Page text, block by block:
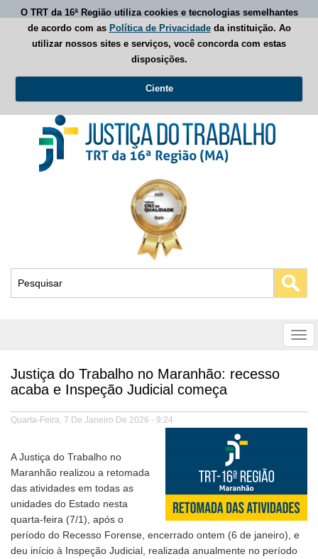
O TRT da 16ª Região utiliza cookies e tecnologias semelhantes
de acordo com as Política de Privacidadeda instituição. Ao
utilizar nossos sites e serviços, você concorda com estas
disposições.
Ciente
Justiça do Trabalho no Maranhão: recesso
acaba e Inspeção Judicial começa
Quarta-Feira, 7 De Janeiro De 2026 - 9:24
A Justiça do Trabalho no
Maranhão realizou a retomada
das atividades em todas as
unidades do Estado nesta
quarta-feira (7/1), após o
período do Recesso Forense, encerrado ontem (6 de janeiro), e
deu início à Inspeção Judicial, realizada anualmente no período